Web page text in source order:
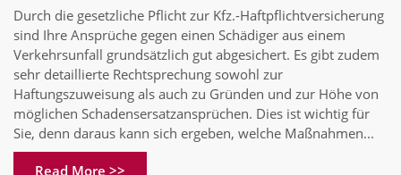
Durch die gesetzliche Pflicht zur Kfz.-Haftpflichtversicherung
sind Ihre Ansprüche gegen einen Schädiger aus einem
Verkehrsunfall grundsätzlich gut abgesichert. Es gibt zudem
sehr detaillierte Rechtsprechung sowohl zur
Haftungszuweisung als auch zu Gründen und zur Höhe von
möglichen Schadensersatzansprüchen. Dies ist wichtig für
Sie, denn daraus kann sich ergeben, welche Maßnahmen...
Read More >>